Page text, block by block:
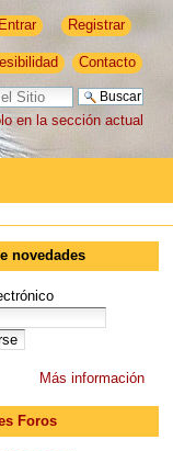
Entrar
Registrar
Contacto
en la sección actual
novedades
Más información
Foros